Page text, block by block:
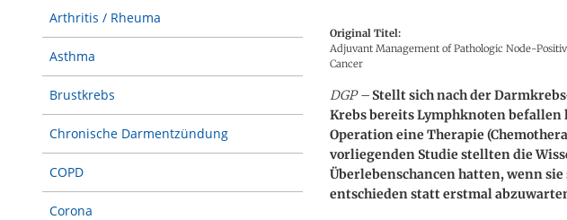
Arthritis / Rheuma
Asthma
Brustkrebs
Chronische Darmentzündung
COPD
Corona
Original Titel:
Adjuvant Management of Pathologic Node-
Cancer
DGP –Stellt sich nach der
Krebs bereits Lymphknoten befallen
Operation eine Therapie
vorliegenden Studie stellten die
Überlebenschancen hatten, wenn
entschieden statt erstmal